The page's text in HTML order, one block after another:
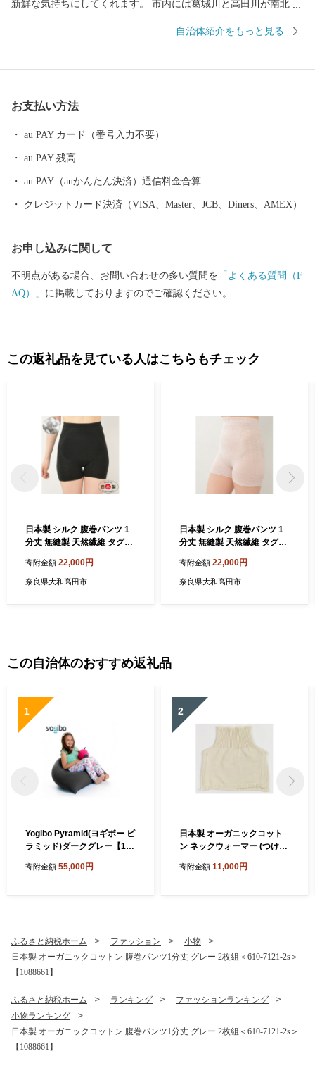
新鮮な気持ちにしてくれます。 市内には葛城川と高田川が南北に
にわたり、見事な桜のトンネルが続きます。夜になってもライト
橋駅から「急行」で約30分 ・JR大和路線天王寺駅から「区間快
約10分 ・奈良市から「国道24号」で約50分 ■寄付お申し込み後の
お問い合わせ ふるさと納税サポートセンター TEL：0570-015-482
E-mail: ask-fc@furusato-support.jp （平日10時～17時）祝祭日・特定
市 ワンストップ特例申請窓口 SNP 行
自治体紹介をもっと見る
お支払い方法
au PAY カード（番号入力不要）
au PAY 残高
au PAY（auかんたん決済）通信料金合算
クレジットカード決済（VISA、Master、JCB、Diners、AMEX）
お申し込みに関して
不明点がある場合、お問い合わせの多い質問を 「よくある質問（F
AQ）」 に掲載しておりますのでご確認ください。
この返礼品を見ている人はこちらもチェック
日本製 シルク 腹巻パンツ 1
分丈 無縫製 天然繊維 タグフ
【1256214】
寄附金額 22,000円
奈良県大和高田市
日本製 シルク 腹巻パンツ 1
分丈 無縫製 天然繊維 タグフ
56218】
寄附金額 22,000円
奈良県大和高田市
この自治体のおすすめ返礼品
1
Yogibo Pyramid(ヨギボー ピ
ラミッド)ダークグレー【116
寄附金額 55,000円
2
日本製 オーガニックコット
ン ネックウォーマー (つけ
065】
寄附金額 11,000円
ふるさと納税ホーム ファッション
小物
日本製 オーガニックコットン 腹巻パンツ1分丈 グレー 2枚組＜610-7121-2s＞
【1088661】
ふるさと納税ホーム ランキング
ファッションランキング
小物ランキング
日本製 オーガニックコットン 腹巻パンツ1分丈 グレー 2枚組＜610-7121-2s＞
【1088661】